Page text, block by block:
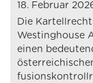
18. Februar
Die
Westinghouse
einen